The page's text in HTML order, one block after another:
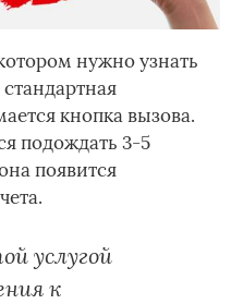
нужно узнать
кнопка вызова.
подождать 3-5
появится
услугой
к